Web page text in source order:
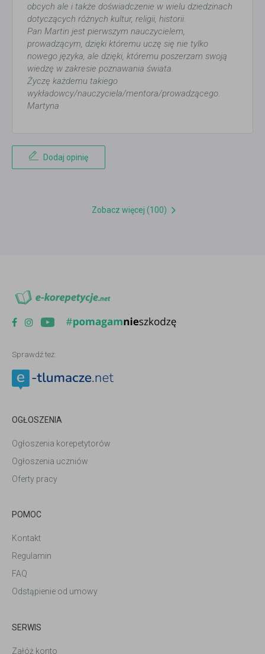
obcych ale i także doświadczenie w wielu dziedzinach
dotyczących różnych kultur, religii, historii.
Pan Martin jest pierwszym nauczycielem,
prowadzącym, dzięki któremu uczę się nie tylko
nowego języka, ale dzięki, któremu poszerzam swoją
wiedzę w zakresie poznawania świata.
Życzę każdemu takiego
wykładowcy/nauczyciela/mentora/prowadzącego.
Martyna
Dodaj opinię
Zobacz więcej (100)
Sprawdź też:
OGŁOSZENIA
Ogłoszenia korepetytorów
Ogłoszenia uczniów
Oferty pracy
POMOC
Kontakt
Regulamin
FAQ
Odstąpienie od umowy
SERWIS
Załóż konto